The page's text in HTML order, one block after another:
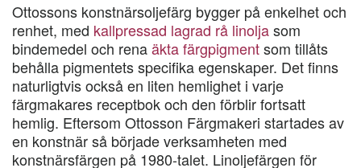
Ottossons konstnärsoljefärg bygger på enkelhet och
renhet, med kallpressad lagrad rå linoljasom
bindemedel och renaäkta färgpigmentsom tillåts
behålla pigmentets specifika egenskaper. Det finns
naturligtvis också en liten hemlighet i varje
färgmakares receptbok och den förblir fortsatt
hemlig. Eftersom Ottosson Färgmakeri startades av
en konstnär så började verksamheten med
konstnärsfärgen på 1980-talet. Linoljefärgen för